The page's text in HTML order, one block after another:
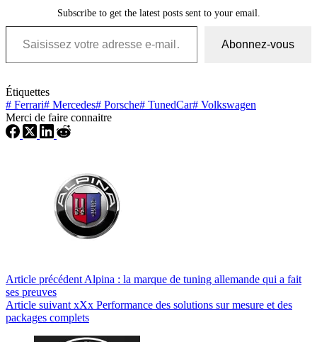
Subscribe to get the latest posts sent to your email.
Saisissez votre adresse e-mail…
Abonnez-vous
Étiquettes
# Ferrari# Mercedes# Porsche# TunedCar# Volkswagen
Merci de faire connaitre
Article précédent Alpina : la marque de tuning allemande qui a fait
ses preuves
Article suivant xXx Performance des solutions sur mesure et des
packages complets